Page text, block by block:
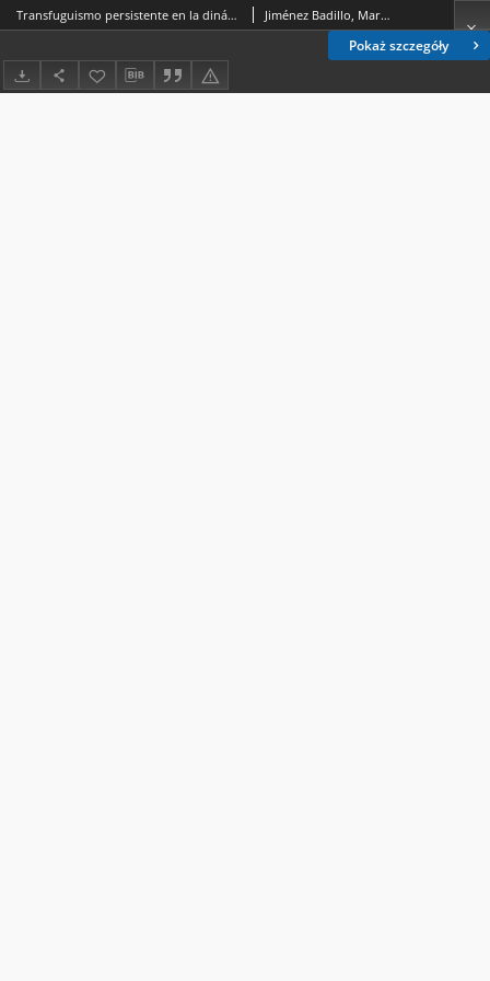
Pokaż szczegóły
Transfuguismo persistente en la dinámica legislativa de Guatemala Jiménez Badillo, Margarita